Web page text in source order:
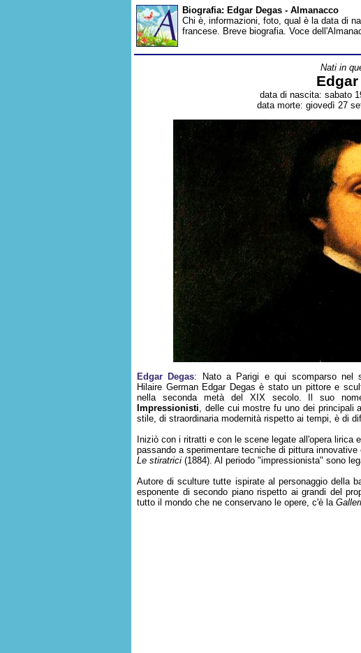
Biografia: Edgar Degas - Almanacco
Chi è, informazioni, foto, qual è la data di
francese. Breve biografia. Voce
Nati in
data di nascita: sabato
data morte: giovedì 27
Edgar Degas: Nato a Parigi e qui scomparso nel
Hilaire German Edgar Degas è stato un pittore e
nella seconda metà del XIX secolo. Il suo
Impressionisti, delle cui mostre fu uno dei principali
stile, di straordinaria modernità rispetto ai tempi, è di
Iniziò con i ritratti e con le scene legate all'opera lirica
passando a sperimentare tecniche di pittura
Le stiratrici (1884). Al periodo "impressionista" sono
Autore di sculture tutte ispirate al personaggio della
esponente di secondo piano rispetto ai grandi del
tutto il mondo che ne conservano le opere, c'è la